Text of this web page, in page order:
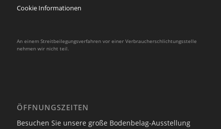
Cookie Informationen
An einem Streitbeilegungsverfahren vor einer Verbraucherschlichtungsstelle
nehmen wir nicht teil.
ÖFFNUNGSZEITEN
Besuchen Sie unsere große Bodenbelag-Ausstellung